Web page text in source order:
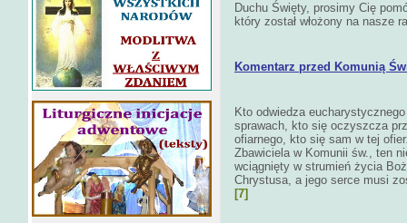
Duchu Święty, prosimy Cię
który został włożony na nasze
Komentarz przed Komunią
Kto odwiedza
sprawach, kto się oczyszcza
ofiarnego, kto się sam w tej
Zbawiciela w Komunii św., ten
wciągnięty w strumień życia
Chrystusa, a jego serce musi
[7]